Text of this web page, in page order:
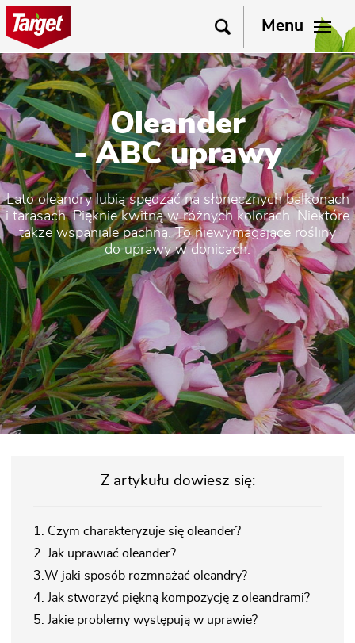
Menu
Oleander
- ABC uprawy
Lato oleandry lubią spędzać na słonecznych balkonach
i tarasach. Pięknie kwitną w różnych kolorach. Niektóre
także wspaniale pachną. To niewymagające rośliny
do uprawy w donicach.
Z artykułu dowiesz się:
1. Czym charakteryzuje się oleander?
2. Jak uprawiać oleander?
3. W jaki sposób rozmnażać oleandry?
4. Jak stworzyć piękną kompozycję z oleandrami?
5. Jakie problemy występują w uprawie?